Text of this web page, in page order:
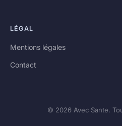
LÉGAL
Mentions légales
Contact
© 2026 Avec Sante.